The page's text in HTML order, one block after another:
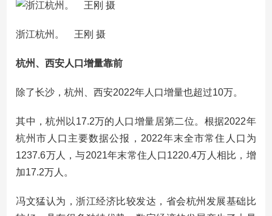
浙江杭州。 王刚 摄
杭州、西安人口增量靠前
除了长沙，杭州、西安2022年人口增量也超过10万。
其中，杭州以17.2万的人口增量居第二位。根据2022年
杭州市人口主要数据公报，2022年末全市常住人口为
1237.6万人，与2021年末常住人口1220.4万人相比，增
加17.2万人。
冯文猛认为，浙江经济比较发达，省会杭州发展基础比